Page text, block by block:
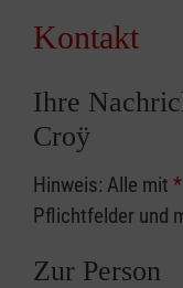
Kontakt
Ihre
Croÿ
Hinweis: Alle mit *
Pflichtfelder und
Zur Person